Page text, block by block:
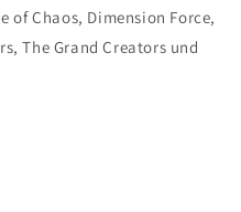
of Chaos, Dimension Force,
The Grand Creators und